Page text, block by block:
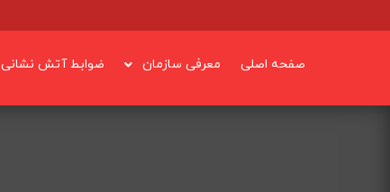
صفحه اصلی معرفی سازمان ضوابط آتش نشانی